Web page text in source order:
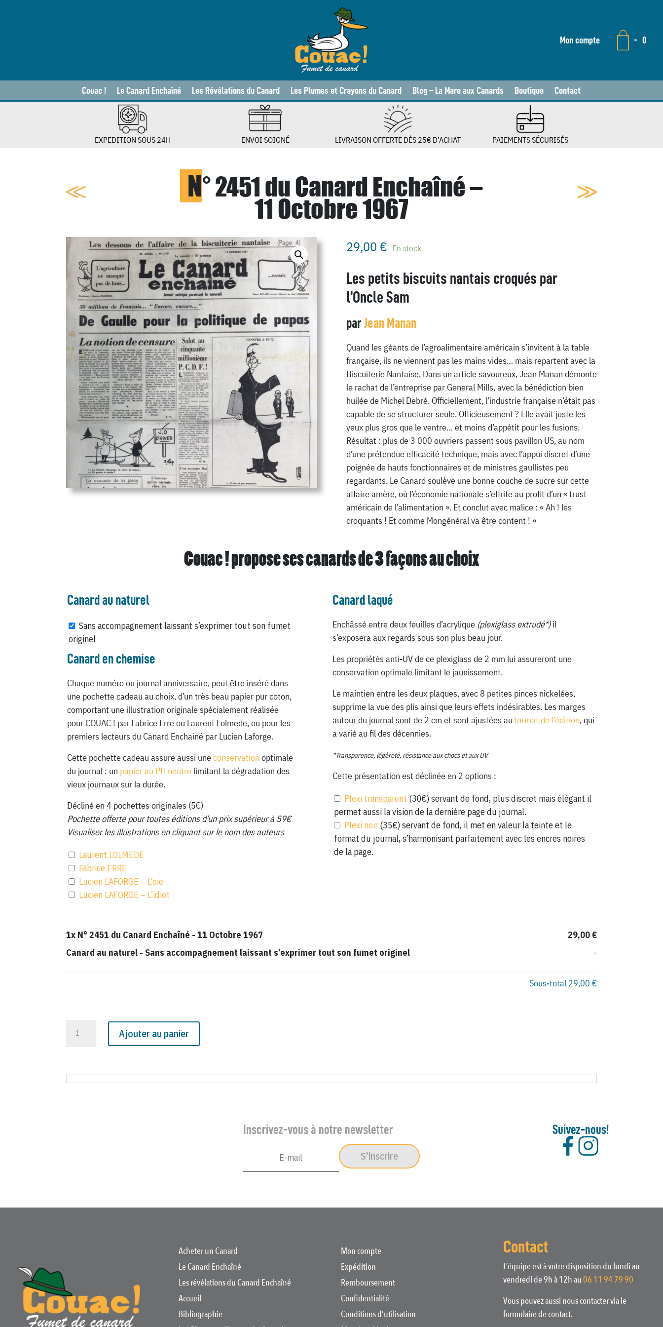
Mon compte - 0
Couac ! Le Canard Enchaîné Les Révélations du Canard Les Plumes et Crayons du Canard Blog – La Mare aux Canards Boutique Contact
EXPEDITION SOUS 24H ENVOI SOIGNÉ LIVRAISON OFFERTE DÈS 25€ D’ACHAT PAIEMENTS SÉCURISÉS
N° 2451 du Canard Enchaîné –
11 Octobre 1967
29,00 € En stock
Les petits biscuits nantais croqués par
l’Oncle Sam
parJean Manan
Quand les géants de l’agroalimentaire américain s’invitent à la table
française, ils ne viennent pas les mains vides… mais repartent avec la
Biscuiterie Nantaise. Dans un article savoureux, Jean Manan démonte
le rachat de l’entreprise par General Mills, avec la bénédiction bien
huilée de Michel Debré. Officiellement, l’industrie française n’était pas
capable de se structurer seule. Officieusement ? Elle avait juste les
yeux plus gros que le ventre… et moins d’appétit pour les fusions.
Résultat : plus de 3 000 ouvriers passent sous pavillon US, au nom
d’une prétendue efficacité technique, mais avec l’appui discret d’une
poignée de hauts fonctionnaires et de ministres gaullistes peu
regardants. Le Canard soulève une bonne couche de sucre sur cette
affaire amère, où l’économie nationale s’effrite au profit d’un « trust
américain de l’alimentation ». Et conclut avec malice : « Ah ! les
croquants ! Et comme Mongénéral va être content ! »
Couac ! propose ses canards de3 façons au choix
Canard au naturel
Sans accompagnement laissant s’exprimer tout son fumet
originel
Canard en chemise
Chaque numéro ou journal anniversaire, peut être inséré dans
une pochette cadeau au choix, d’un très beau papier pur coton,
comportant une illustration originale spécialement réalisée
pour COUAC ! par Fabrice Erre ou Laurent Lolmede, ou pour les
premiers lecteurs du Canard Enchainé par Lucien Laforge.
Cette pochette cadeau assure aussi uneconservation optimale
du journal : un papier au PH neutre limitant la dégradation des
vieux journaux sur la durée.
Décliné en 4 pochettes originales (5€)
Pochette offerte pour toutes éditions d’un prix supérieur à 59€
Visualiser les illustrations en cliquant sur le nom des auteurs
Laurent LOLMEDE
Fabrice ERRE
Lucien LAFORGE – L’oie
Lucien LAFORGE – L’idiot
Canard laqué
Enchâssé entre deux feuilles d’acrylique (plexiglass extrudé*)il
s’exposera aux regards sous son plus beau jour.
Les propriétés anti-UV de ce plexiglass de 2 mm lui assureront une
conservation optimale limitant le jaunissement.
Le maintien entre les deux plaques, avec 8 petites pinces nickelées,
supprime la vue des plis ainsi que leurs effets indésirables. Les marges
autour du journal sont de 2 cm et sont ajustées au format de l’édition, qui
a varié au fil des décennies.
*Transparence, légèreté, résistance aux chocs et aux UV
Cette présentation est déclinée en 2 options :
Plexi transparent (30€) servant de fond, plus discret mais élégant il
permet aussi la vision de la dernière page du journal.
Plexi noir (35€) servant de fond, il met en valeur la teinte et le
format du journal, s’harmonisant parfaitement avec les encres noires
de la page.
1x N° 2451 du Canard Enchaîné - 11 Octobre 1967
29,00 €
Canard au naturel -Sans accompagnement laissant s’exprimer tout son fumet originel -
Sous-total 29,00 €
Ajouter au panier
Inscrivez-vous à notre newsletter
S'inscrire
Suivez-nous!
Acheter un Canard
Le Canard Enchaîné
Les révélations du Canard Enchaîné
Accueil
Bibliographie
Mon compte
Expédition
Remboursement
Confidentialité
Conditions d’utilisation
Contact
L’équipe est à votre disposition du lundi au
vendredi de 9h à 12h au06 11 94 79 90
Vous pouvez aussi nous contacter via le
formulaire de contact.